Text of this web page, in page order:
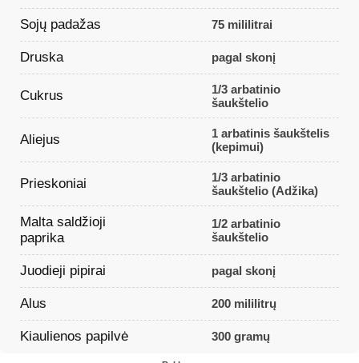
Sojų padažas 75 mililitrai
Druska pagal skonį
Cukrus
1/3 arbatinio
šaukštelio
Aliejus
1 arbatinis šaukštelis
(kepimui)
Prieskoniai
1/3 arbatinio
šaukštelio (Adžika)
Malta saldžioji
paprika
1/2 arbatinio
šaukštelio
Juodieji pipirai pagal skonį
Alus 200 mililitrų
Kiaulienos papilvė 300 gramų